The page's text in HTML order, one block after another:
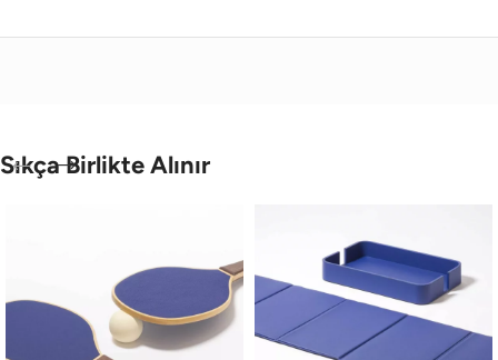
Sıkça Birlikte Alınır